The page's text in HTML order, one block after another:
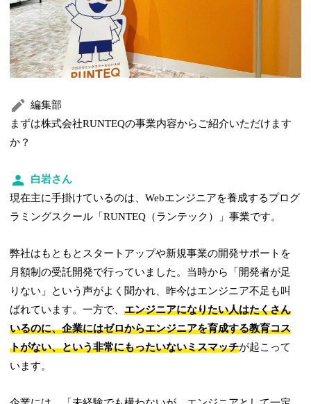
編集部
まずは株式会社RUNTEQの事業内容からご紹介いただけます
か？
白岩さん
現在主に手掛けているのは、Webエンジニアを養成するプログ
ラミングスクール「RUNTEQ（ランテック）」事業です。
弊社はもともとスタートアップや新規事業の開発サポートを
月額制の受託開発で行っていました。当時から「開発者が足
りない」という声がよく聞かれ、昨今はエンジニア不足も叫
ばれています。一方で、エンジニアになりたい人はたくさん
いるのに、企業にはゼロからエンジニアを育成する教育コス
トがない、という非常にもったいないミスマッチが起こって
います。